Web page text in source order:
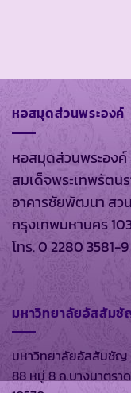
หอสมุดส่วนพระองค์
หอสมุดส่วนพระองค์
สมเด็จพระเทพรัตน
อาคารชัยพัฒนา สว
กรุงเทพมหานคร
โทร. 0 2280 3581-9
มหาวิทยาลัยอัสสัม
มหาวิทยาลัยอัสสัมชัญ
88 หมู่ 8 ถ.บางนาตรา